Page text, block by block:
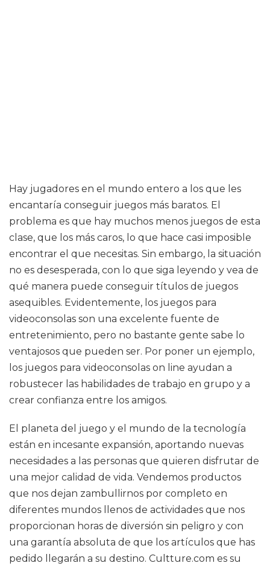
Hay jugadores en el mundo entero a los que les
encantaría conseguir juegos más baratos. El
problema es que hay muchos menos juegos de esta
clase, que los más caros, lo que hace casi imposible
encontrar el que necesitas. Sin embargo, la situación
no es desesperada, con lo que siga leyendo y vea de
qué manera puede conseguir títulos de juegos
asequibles. Evidentemente, los juegos para
videoconsolas son una excelente fuente de
entretenimiento, pero no bastante gente sabe lo
ventajosos que pueden ser. Por poner un ejemplo,
los juegos para videoconsolas on line ayudan a
robustecer las habilidades de trabajo en grupo y a
crear confianza entre los amigos.
El planeta del juego y el mundo de la tecnología
están en incesante expansión, aportando nuevas
necesidades a las personas que quieren disfrutar de
una mejor calidad de vida. Vendemos productos
que nos dejan zambullirnos por completo en
diferentes mundos llenos de actividades que nos
proporcionan horas de diversión sin peligro y con
una garantía absoluta de que los artículos que has
pedido llegarán a su destino. Cultture.com es su